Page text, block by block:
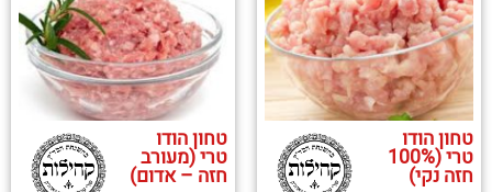
טחון הודו
טרי (100%
חזה נקי)
טחון הודו
טרי (מעורב
חזה – אדום)